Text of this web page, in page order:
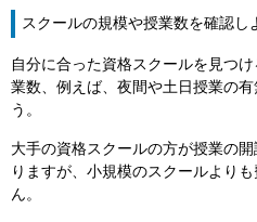
スクールの規模や授業数を確認し
自分に合った資格スクールを見つ
業数、例えば、夜間や土日授業の
う。
大手の資格スクールの方が授業の
りますが、小規模のスクールより
ん。